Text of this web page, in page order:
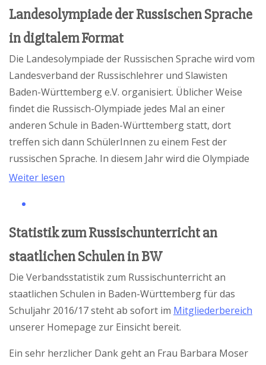
Landesolympiade der Russischen Sprache
in digitalem Format
Die Landesolympiade der Russischen Sprache wird vom
Landesverband der Russischlehrer und Slawisten
Baden-Württemberg e.V. organisiert. Üblicher Weise
findet die Russisch-Olympiade jedes Mal an einer
anderen Schule in Baden-Württemberg statt, dort
treffen sich dann SchülerInnen zu einem Fest der
russischen Sprache. In diesem Jahr wird die Olympiade
aufgrund der angespannten Pandemielage jedoch
Weiter lesen
Statistik zum Russischunterricht an
staatlichen Schulen in BW
Die Verbandsstatistik zum Russischunterricht an
staatlichen Schulen in Baden-Württemberg für das
Schuljahr 2016/17 steht ab sofort im Mitgliederbereich
unserer Homepage zur Einsicht bereit.
Ein sehr herzlicher Dank geht an Frau Barbara Moser